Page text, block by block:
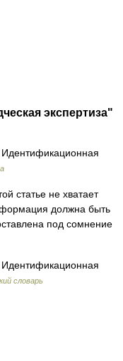
экспертиза"
статье не хватает
должна быть
под сомнение
словарь